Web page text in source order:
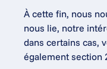
À cette fin, nous
nous lie, notre
dans certains cas,
également section